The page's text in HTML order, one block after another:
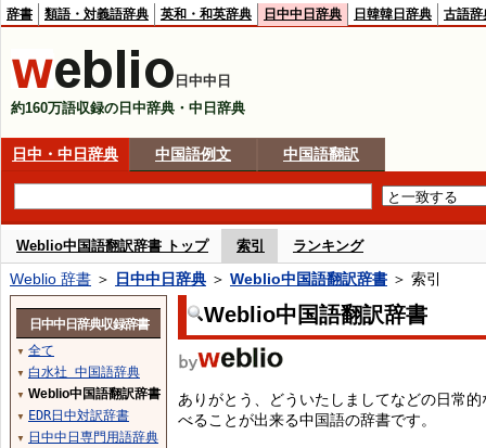
辞書 類語・対義語辞典 英和・和英辞典 日中中日辞典 日韓韓日辞典 古語辞
日中中日
約160万語収録の日中辞典・中日辞典
日中・中日辞典 中国語例文 中国語翻訳
Weblio中国語翻訳辞書 トップ 索引 ランキング
Weblio 辞書 ＞ 日中中日辞典 ＞ Weblio中国語翻訳辞書 ＞ 索引
Weblio中国語翻訳辞書
ありがとう、どういたしましてなどの日常
べることが出来る中国語の辞書です。
日中中日辞典収録辞書
▼ 全て
▼ 白水社 中国語辞典
▼ Weblio中国語翻訳辞書
▼ EDR日中対訳辞書
▼ 日中中日専門用語辞典